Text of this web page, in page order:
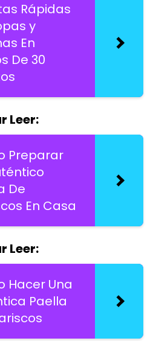
Rápidas
y
En
De 30
Leer:
Preparar
De
En Casa
Leer:
Hacer Una
Paella